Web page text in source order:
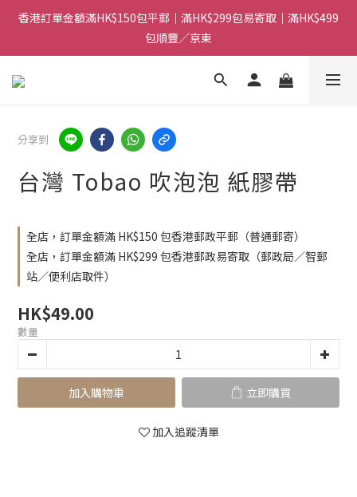
香港訂單金額滿HK$150包平郵｜滿HK$299包易寄取｜滿HK$499
包順豐／京東
香港訂單金額滿HK$150包平郵｜滿HK$299包易寄取｜滿HK$499
包順豐／京東
【網店限定！】指定清貨商品每消費HK$100即享購物金HK$50回
香港訂單金額滿HK$150包平郵｜滿HK$299包易寄取｜滿HK$499
包順豐／京東
分享到
台灣 Tobao 吹泡泡 紙膠帶
全店，訂單金額滿 HK$150 包香港郵政平郵（普通郵寄）
全店，訂單金額滿 HK$299 包香港郵政易寄取（郵政局／智郵
站／便利店取件）
HK$49.00
數量
加入購物車 立即購買
加入追蹤清單